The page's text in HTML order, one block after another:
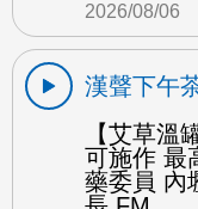
2026/08/06
漢聲下午
【艾草溫
可施作 最
藥委員 內